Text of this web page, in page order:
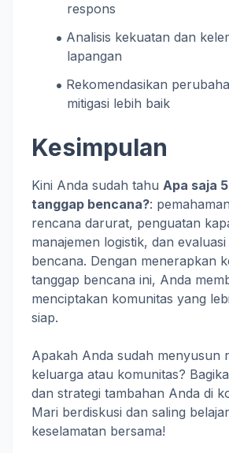
respons
Analisis kekuatan dan
lapangan
Rekomendasikan
mitigasi lebih baik
Kesimpulan
Kini Anda sudah tahu Apa saja
tanggap bencana?:
rencana darurat, penguatan
manajemen logistik, dan
bencana. Dengan menerapkan
tanggap bencana ini, Anda
menciptakan komunitas yang
siap.
Apakah Anda sudah menyusun
keluarga atau komunitas?
dan strategi tambahan Anda di
Mari berdiskusi dan saling
keselamatan bersama!